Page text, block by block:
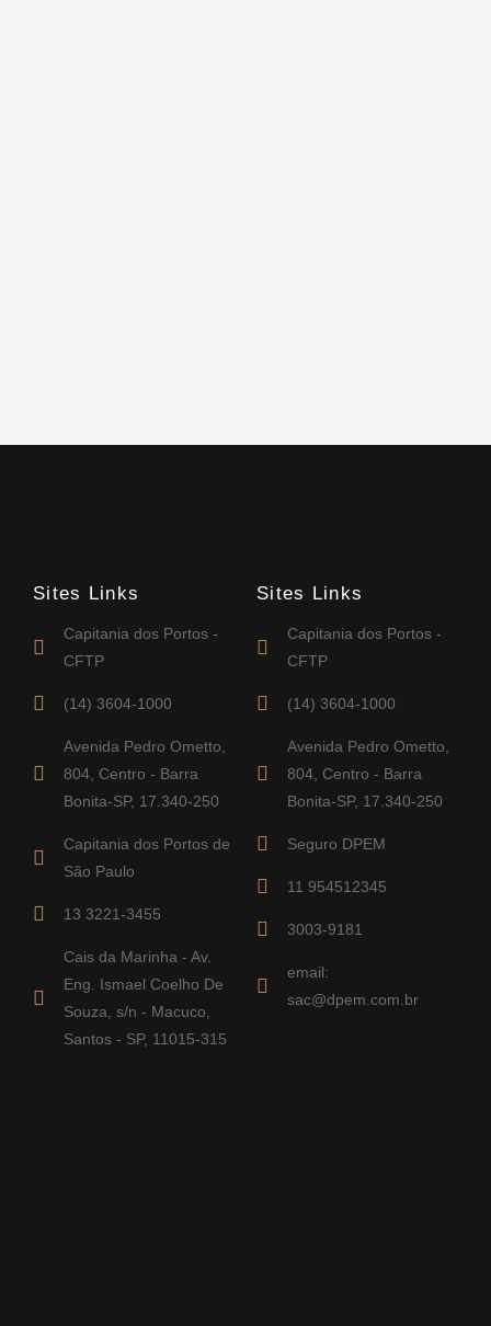
Sites Links
Capitania dos Portos -
CFTP
(14) 3604-1000
Avenida Pedro Ometto,
804, Centro - Barra
Bonita-SP, 17.340-250
Capitania dos Portos de
São Paulo
13 3221-3455
Cais da Marinha - Av.
Eng. Ismael Coelho De
Souza, s/n - Macuco,
Santos - SP, 11015-315
Sites Links
Capitania dos Portos -
CFTP
(14) 3604-1000
Avenida Pedro Ometto,
804, Centro - Barra
Bonita-SP, 17.340-250
Seguro DPEM
11 954512345
3003-9181
email:
sac@dpem.com.br